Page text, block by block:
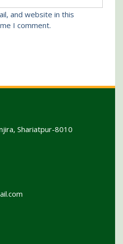
and website in this
I comment.
Shariatpur-8010